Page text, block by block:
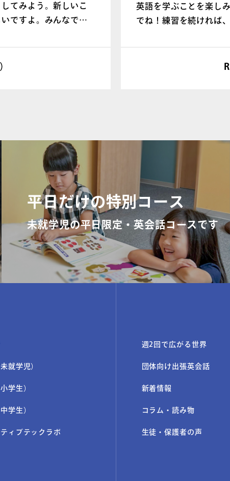
てみよう。新しいこ
ですよ。みんなで一
英語を学ぶことを楽し
でね！練習を続ければ
平日だけの特別コース
未就学児の平日限定・英会話コースです
就学児）
学生）
学生）
ィブテックラボ
週2回で広がる世界
団体向け出張英会話
新着情報
コラム・読み物
生徒・保護者の声